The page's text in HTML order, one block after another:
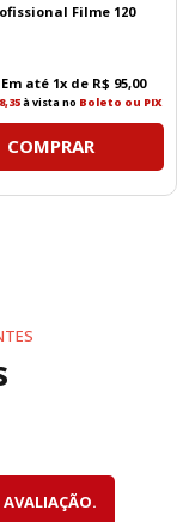
Filme 120
Em até 1x de R$ 95,00
à vista no Boleto ou PIX
COMPRAR
AVALIAÇÃO.